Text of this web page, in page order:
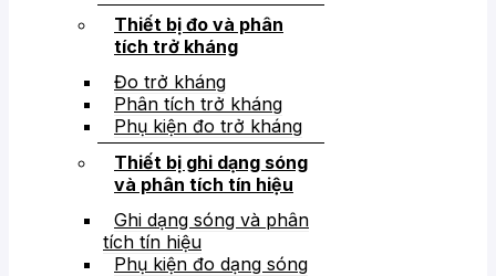
Thiết bị đo và phân
tích trở kháng
Đo trở kháng
Phân tích trở kháng
Phụ kiện đo trở kháng
Thiết bị ghi dạng sóng
và phân tích tín hiệu
Ghi dạng sóng và phân
tích tín hiệu
Phụ kiện đo dạng sóng